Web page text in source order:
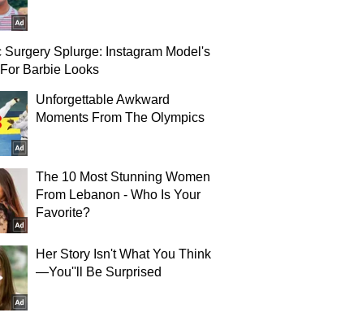
Surgery Splurge: Instagram Model's
Barbie Looks
Unforgettable Awkward
Moments From The Olympics
The 10 Most Stunning Women
From Lebanon - Who Is Your
Favorite?
Her Story Isn't What You Think
—You''ll Be Surprised